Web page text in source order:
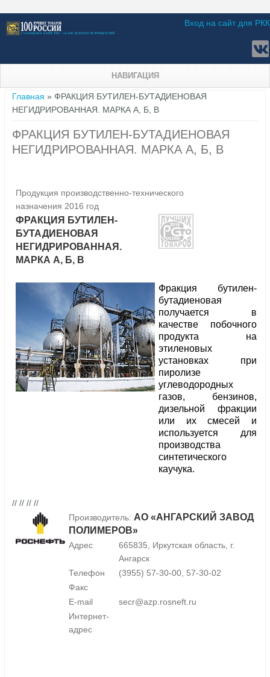
Вход на сайт для РКК
НАВИГАЦИЯ
Вы здесь
Главная » ФРАКЦИЯ БУТИЛЕН-БУТАДИЕНОВАЯ
НЕГИДРИРОВАННАЯ. МАРКА А, Б, В
ФРАКЦИЯ БУТИЛЕН-БУТАДИЕНОВАЯ
НЕГИДРИРОВАННАЯ. МАРКА А, Б, В
Продукция производственно-технического
назначения 2016 год
ФРАКЦИЯ БУТИЛЕН-
БУТАДИЕНОВАЯ
НЕГИДРИРОВАННАЯ.
МАРКА А, Б, В
Фракция бутилен-
бутадиеновая
получается в
качестве побочного
продукта на
этиленовых
установках при
пиролизе
углеводородных
газов, бензинов,
дизельной фракции
или их смесей и
используется для
производства
синтетического
каучука.
// // // //
Производитель: АО «АНГАРСКИЙ ЗАВОД
ПОЛИМЕРОВ»
Адрес
665835, Иркутская область, г.
Ангарск
Телефон
(3955) 57-30-00, 57-30-02
Факс
E-mail
secr@azp.rosneft.ru
Интернет-
адрес